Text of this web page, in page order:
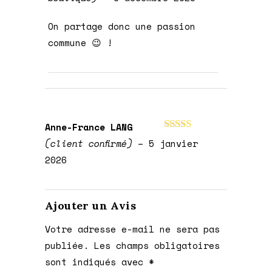
On partage donc une passion
commune 😉 !
Note
Anne-France LANG
(client confirmé) – 5 janvier
2026
Ajouter un Avis
Votre adresse e-mail ne sera pas
publiée. Les champs obligatoires
sont indiqués avec *